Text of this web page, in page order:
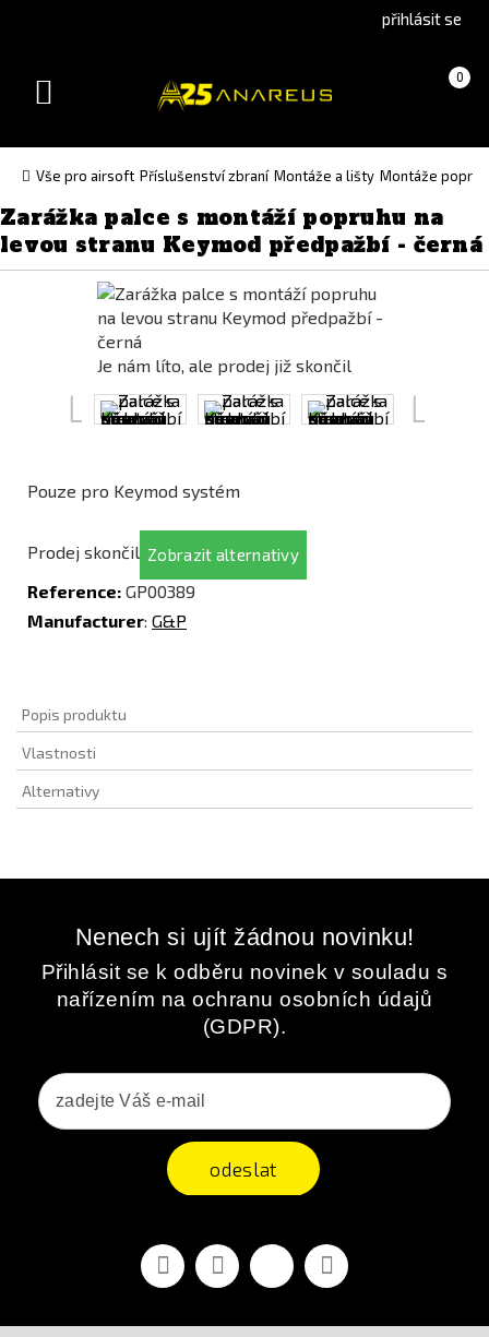
version(Slovak)
přihlásit se
Košík 0
(prázdný)
Toggle
Vše pro airsoft Příslušenství zbraní Montáže a lišty Montáže
Zarážka palce s montáží popruhu na
levou stranu Keymod předpažbí - černá
Je nám líto, ale prodej již skončil
Pouze pro Keymod systém
Prodej skončil Zobrazit alternativy
Reference: GP00389
Manufacturer: G&P
Popis produktu
Vlastnosti
Alternativy
Nenech si ujít žádnou novinku!
Přihlásit se k odběru novinek v souladu s
nařízením na ochranu osobních údajů
(GDPR).
odeslat
FacebookYouTubeVimeo Instagram